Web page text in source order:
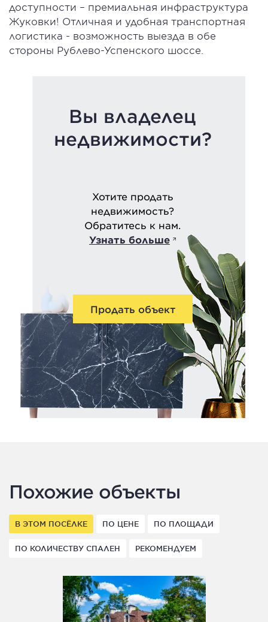
доступности – премиальная инфраструктура
Жуковки! Отличная и удобная транспортная
логистика - возможность выезда в обе
стороны Рублево-Успенского шоссе.
Вы владелец
недвижимости?
Хотите продать
недвижимость?
Обратитесь к нам.
Узнать больше
Продать объект
Похожие объекты
В ЭТОМ ПОСЁЛКЕ ПО ЦЕНЕ ПО ПЛОЩАДИ
ПО КОЛИЧЕСТВУ СПАЛЕН РЕКОМЕНДУЕМ